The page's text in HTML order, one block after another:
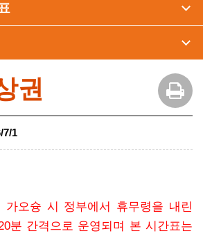
권
7/1
가오슝 시 정부에서 휴무령을 내린
분 간격으로 운영되며 본 시간표는